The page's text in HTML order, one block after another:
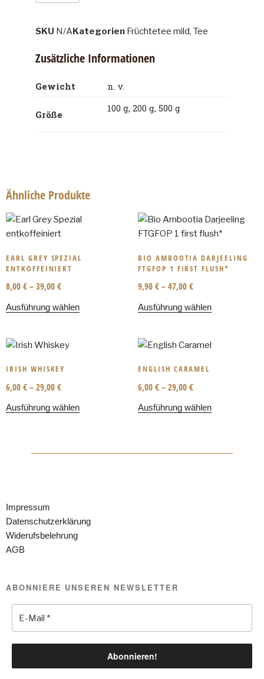
SKU N/AKategorien Früchtetee mild, Tee
Zusätzliche Informationen
Gewicht n. v.
Größe
100 g, 200 g, 500 g
Ähnliche Produkte
EARL GREY SPEZIAL
ENTKOFFEINIERT
8,00 € – 39,00 €
Ausführung wählen
BIO AMBOOTIA DARJEELING
FTGFOP 1 FIRST FLUSH*
9,90 € – 47,00 €
Ausführung wählen
IRISH WHISKEY
6,00 € – 29,00 €
Ausführung wählen
ENGLISH CARAMEL
6,00 € – 29,00 €
Ausführung wählen
Impressum
Datenschutzerklärung
Widerufsbelehrung
AGB
ABONNIERE UNSEREN NEWSLETTER